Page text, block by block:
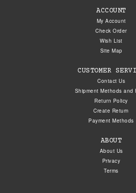
ACCOUNT
My Account
Check Order
Wish List
Site Map
CUSTOMER
Contact Us
Shipment Methods and
Return Policy
Create Return
Payment Methods
ABOUT
About Us
Privacy
Terms